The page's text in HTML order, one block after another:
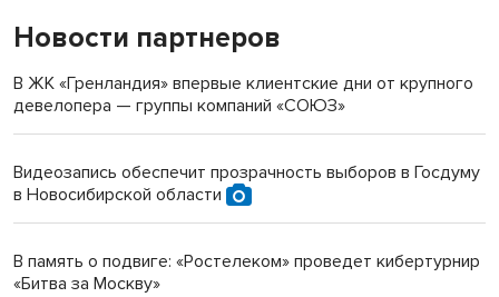
Новости партнеров
В ЖК «Гренландия» впервые клиентские дни от крупного
девелопера — группы компаний «СОЮЗ»
Видеозапись обеспечит прозрачность выборов в Госдуму
в Новосибирской области
В память о подвиге: «Ростелеком» проведет кибертурнир
«Битва за Москву»